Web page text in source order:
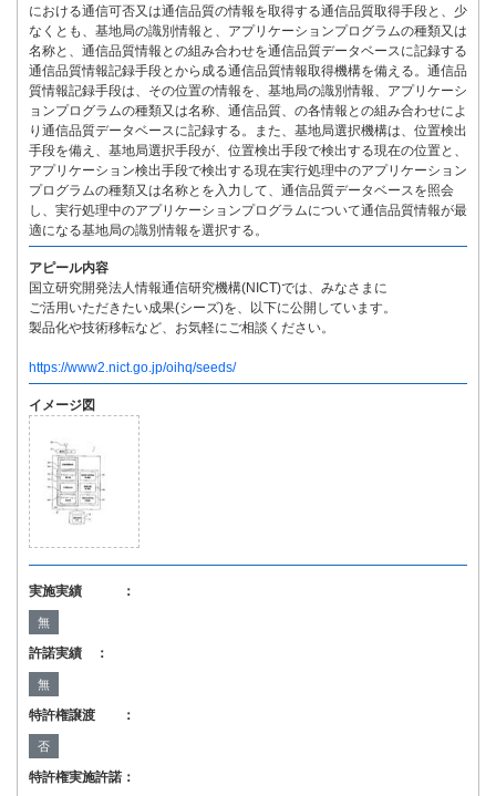
における通信可否又は通信品質の情報を取得する通信品質取得手段と、少
なくとも、基地局の識別情報と、アプリケーションプログラムの種類又は
名称と、通信品質情報との組み合わせを通信品質データベースに記録する
通信品質情報記録手段とから成る通信品質情報取得機構を備える。通信品
質情報記録手段は、その位置の情報を、基地局の識別情報、アプリケーシ
ョンプログラムの種類又は名称、通信品質、の各情報との組み合わせによ
り通信品質データベースに記録する。また、基地局選択機構は、位置検出
手段を備え、基地局選択手段が、位置検出手段で検出する現在の位置と、
アプリケーション検出手段で検出する現在実行処理中のアプリケーション
プログラムの種類又は名称とを入力して、通信品質データベースを照会
し、実行処理中のアプリケーションプログラムについて通信品質情報が最
適になる基地局の識別情報を選択する。
アピール内容
国立研究開発法人情報通信研究機構(NICT)では、みなさまに
ご活用いただきたい成果(シーズ)を、以下に公開しています。
製品化や技術移転など、お気軽にご相談ください。
https://www2.nict.go.jp/oihq/seeds/
イメージ図
実施実績 ：
無
許諾実績 ：
無
特許権譲渡 ：
否
特許権実施許諾：